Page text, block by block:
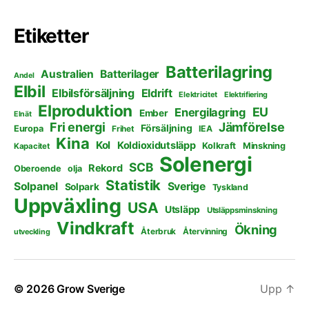
Etiketter
Andel Australien Batterilager Batterilagring
Elbil Elbilsförsäljning Eldrift Elektricitet Elektrifiering
Elnät Elproduktion Ember Energilagring EU
Europa Fri energi Frihet Försäljning IEA Jämförelse
Kapacitet Kina Kol Koldioxidutsläpp Kolkraft Minskning
Oberoende olja Rekord SCB Solenergi
Solpanel Solpark Statistik Sverige Tyskland
Uppväxling USA Utsläpp Utsläppsminskning
utveckling Vindkraft Återbruk Återvinning Ökning
© 2026Grow Sverige Upp ↑